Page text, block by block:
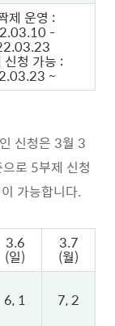
제 운영 :
-
신청 가능 :
~
신청은 3월 3
로 5부제 신청
가능합니다.
3.6
(일)
3.7
(월)
6, 1 7, 2